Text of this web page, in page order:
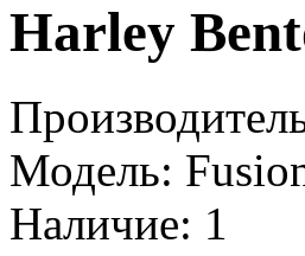
Harley
Модель:
Наличие: 1